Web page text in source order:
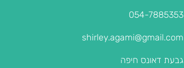
054-7885353
shirley.agami@gmail.com
גבעת דאונס חיפה